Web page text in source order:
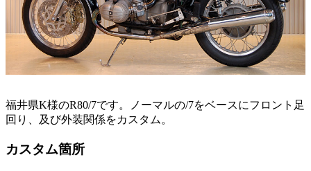
福井県K様のR80/7です。ノーマルの/7をベースにフロント足
回り、及び外装関係をカスタム。
カスタム箇所